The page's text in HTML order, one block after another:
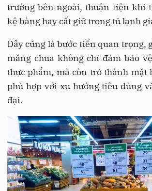
trường bên ngoài, thuận tiện khi
kệ hàng hay cất giữ trong tủ lạnh
Đây cũng là bước tiến quan trọng,
măng chua không chỉ đảm bảo
thực phẩm, mà còn trở thành mặt
phù hợp với xu hướng tiêu dùng
đại.